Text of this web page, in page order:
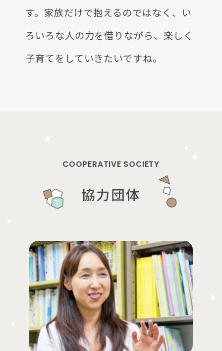
す。家族だけで抱えるのではなく、い
ろいろな人の力を借りながら、楽しく
子育てをしていきたいですね。
COOPERATIVE SOCIETY
協力団体